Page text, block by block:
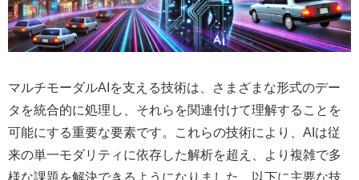
マルチモーダルAIを支える技術は、さまざまな形式のデー
タを統合的に処理し、それらを関連付けて理解することを
可能にする重要な要素です。これらの技術により、AIは従
来の単一モダリティに依存した解析を超え、より複雑で多